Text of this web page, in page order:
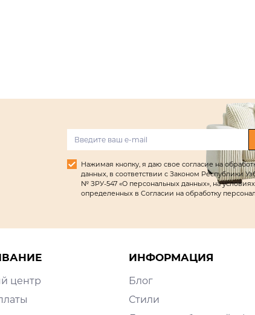
Нажимая кнопку, я даю свое согласие на
данных, в соответствии с Законом Республики
№ ЗРУ-547 «О персональных данных», на
определенных в Согласии на обработку
центр
ИНФОРМАЦИЯ
Блог
Стили